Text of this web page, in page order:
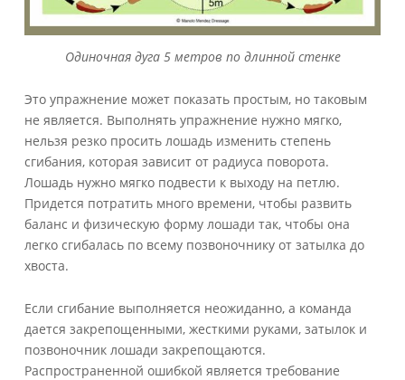
Одиночная дуга 5 метров по длинной стенке
Это упражнение может показать простым, но таковым
не является. Выполнять упражнение нужно мягко,
нельзя резко просить лошадь изменить степень
сгибания, которая зависит от радиуса поворота.
Лошадь нужно мягко подвести к выходу на петлю.
Придется потратить много времени, чтобы развить
баланс и физическую форму лошади так, чтобы она
легко сгибалась по всему позвоночнику от затылка до
хвоста.
Если сгибание выполняется неожиданно, а команда
дается закрепощенными, жесткими руками, затылок и
позвоночник лошади закрепощаются.
Распространенной ошибкой является требование